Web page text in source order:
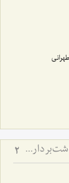
نقش عرفان در فهم دین و اهمیت یادداشت‌برداری برای اهل علم 2